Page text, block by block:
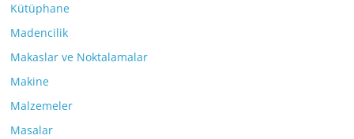
Kütüphane
Madencilik
Makaslar ve Noktalamalar
Makine
Malzemeler
Masalar